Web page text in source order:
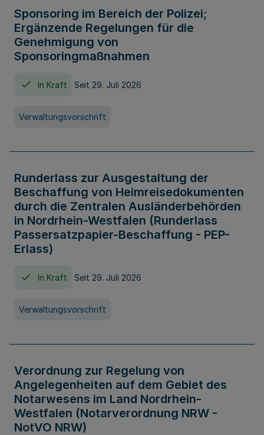
Sponsoring im Bereich der Polizei;
Ergänzende Regelungen für die
Genehmigung von
Sponsoringmaßnahmen
In Kraft Seit 29. Juli 2026
Verwaltungsvorschrift
Runderlass zur Ausgestaltung der
Beschaffung von Heimreisedokumenten
durch die Zentralen Ausländerbehörden
in Nordrhein-Westfalen (Runderlass
Passersatzpapier-Beschaffung - PEP-
Erlass)
In Kraft Seit 29. Juli 2026
Verwaltungsvorschrift
Verordnung zur Regelung von
Angelegenheiten auf dem Gebiet des
Notarwesens im Land Nordrhein-
Westfalen (Notarverordnung NRW -
NotVO NRW)